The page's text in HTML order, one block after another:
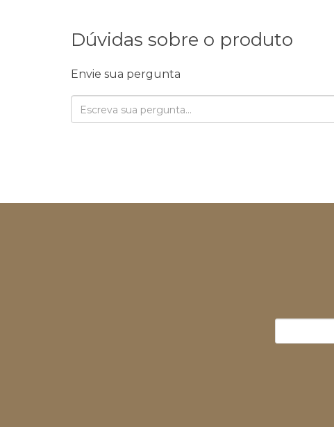
Dúvidas sobre o produto
Envie sua pergunta